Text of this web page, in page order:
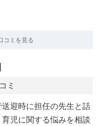
コミを見る
ミ
迎時に担任の先生と話
児に関する悩みを相談